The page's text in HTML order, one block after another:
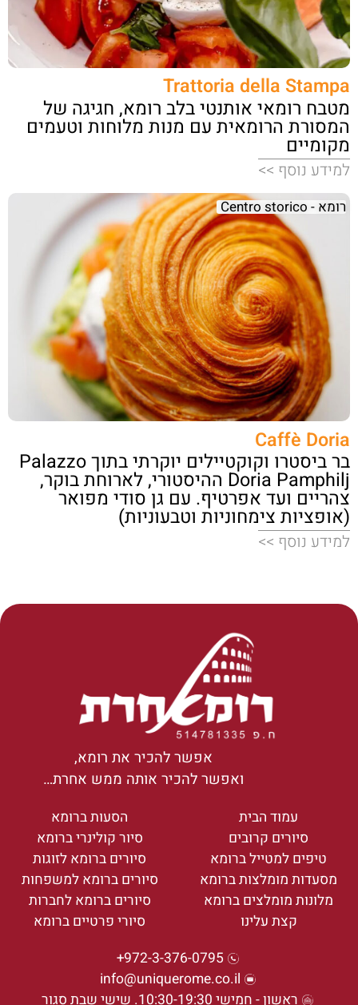
Trattoria della Stampa
מטבח רומאי אותנטי בלב רומא, חגיגה של
המסורת הרומאית עם מנות מלוחות וטעמים
מקומיים
למידע נוסף >>
רומא - Centro storico
Caffè Doria
בר ביסטרו וקוקטיילים יוקרתי בתוך Palazzo
Doria Pamphilj ההיסטורי, לארוחת בוקר,
צהריים ועד אפרטיף. עם גן סודי מפואר
(אופציות צימחוניות וטבעוניות)
למידע נוסף >>
אפשר להכיר את רומא,
ואפשר להכיר אותה ממש אחרת…
עמוד הבית
סיורים קרובים
טיפים למטייל ברומא
מסעדות מומלצות ברומא
מלונות מומלצים ברומא
קצת עלינו
הסעות ברומא
סיור קולינרי ברומא
סיורים ברומא לזוגות
סיורים ברומא למשפחות
סיורים ברומא לחברות
סיורי פרטיים ברומא
972-3-376-0795+
info@uniquerome.co.il
ראשון - חמישי 10:30-19:30. שישי שבת סגור